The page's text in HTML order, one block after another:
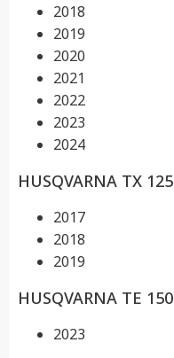
2018
2019
2020
2021
2022
2023
2024
HUSQVARNA TX 125
2017
2018
2019
HUSQVARNA TE 150
2023